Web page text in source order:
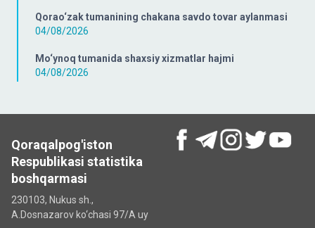
Qorao‘zak tumanining chakana savdo tovar aylanmasi
04/08/2026
Mo‘ynoq tumanida shaxsiy xizmatlar hajmi
04/08/2026
Qoraqalpog'iston
Respublikasi statistika
boshqarmasi
230103, Nukus sh.,
A.Dosnazarov ko‘chаsi 97/A uy